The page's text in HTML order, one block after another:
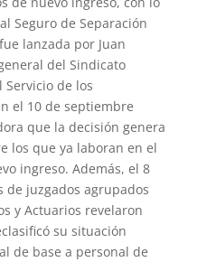
Seguro de Separación
lanzada por Juan
del Sindicato
Servicio de los
el 10 de septiembre
que la decisión genera
los que ya laboran en el
ingreso. Además, el 8
de juzgados agrupados
y Actuarios revelaron
su situación
de base a personal de